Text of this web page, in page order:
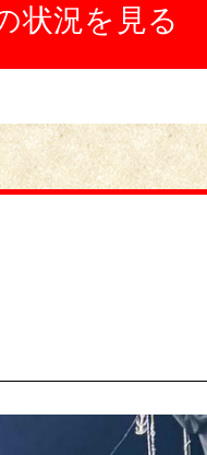
状況を見る